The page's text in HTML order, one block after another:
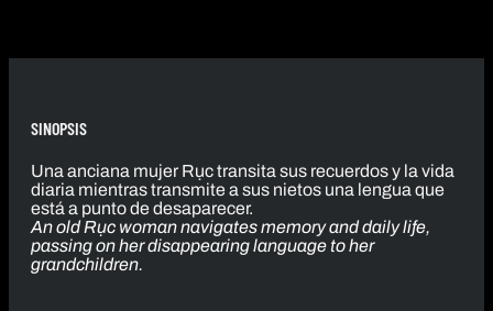
SINOPSIS
Una anciana mujer Rục transita sus recuerdos y la vida
diaria mientras transmite a sus nietos una lengua que
está a punto de desaparecer.
An old Rục woman navigates memory and daily life,
passing on her disappearing language to her
grandchildren.